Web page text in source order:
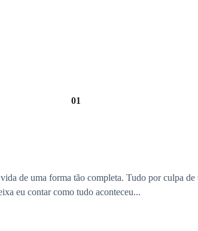
01
de uma forma tão completa. Tudo por culpa de
eu contar como tudo aconteceu...